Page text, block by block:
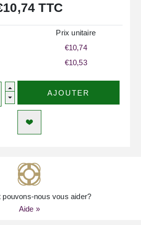
TTC
Prix ​​unitaire
€10,74
€10,53
AJOUTER
pouvons-nous vous aider?
Aide »